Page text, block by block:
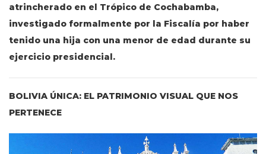
atrincherado en el Trópico de Cochabamba,
investigado formalmente por la Fiscalía por haber
tenido una hija con una menor de edad durante su
ejercicio presidencial.
BOLIVIA ÚNICA: EL PATRIMONIO VISUAL QUE NOS
PERTENECE